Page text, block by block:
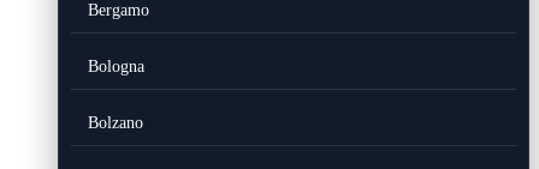
Bergamo
Bologna
Bolzano